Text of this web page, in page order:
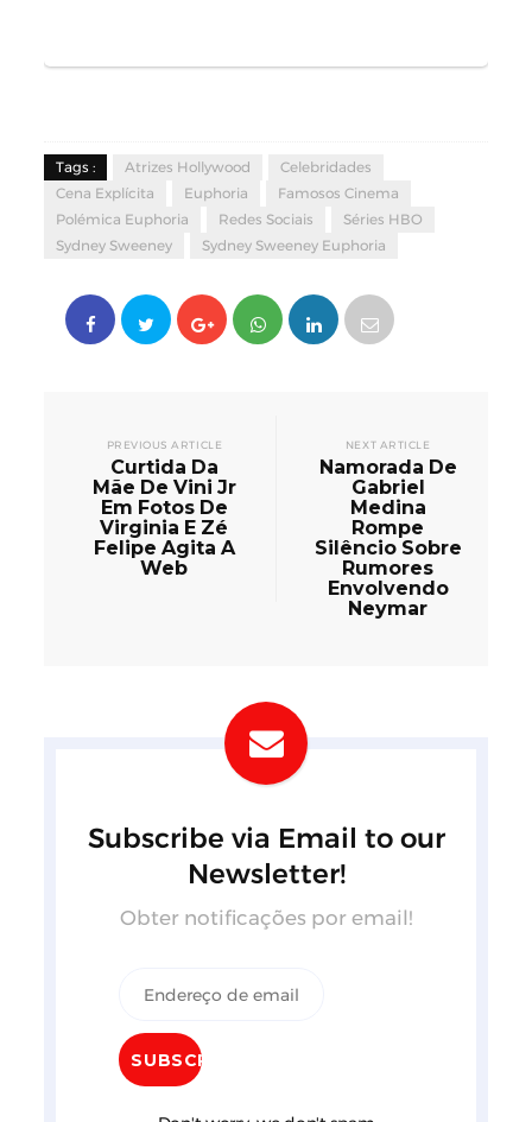
Tags : Atrizes Hollywood
Celebridades
Cena Explícita
Euphoria
Famosos Cinema
Polémica Euphoria
Redes Sociais
Séries HBO
Sydney Sweeney
Sydney Sweeney Euphoria
PREVIOUS ARTICLE
Curtida Da
Mãe De Vini Jr
Em Fotos De
Virginia E Zé
Felipe Agita A
Web
NEXT ARTICLE
Namorada De
Gabriel
Medina
Rompe
Silêncio Sobre
Rumores
Envolvendo
Neymar
Subscribe via Email to our
Newsletter!
Obter notificações por email!